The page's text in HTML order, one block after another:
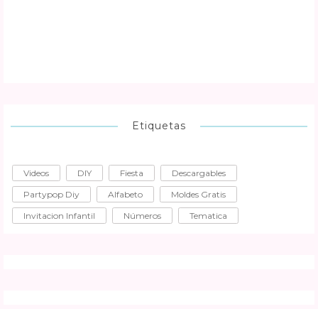
Etiquetas
Videos DIY Fiesta
Descargables
Partypop Diy
Alfabeto
Moldes Gratis
Invitacion Infantil
Números Tematica